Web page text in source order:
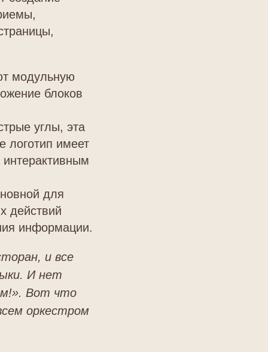
модульную
блоков
углы, эта
логотип имеет
интерактивным
для
действий
информации.
и все
И нет
Вот что
оркестром